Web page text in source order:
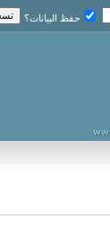
حفظ البيانات؟